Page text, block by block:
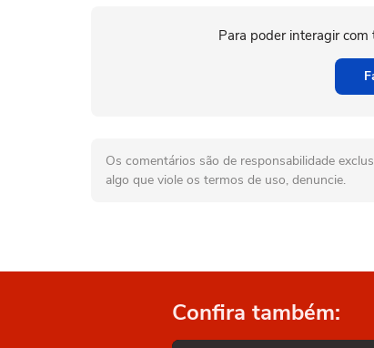
Para poder interagir com
Os comentários são de responsabilidade
algo que viole os termos de uso, denuncie.
Confira também: